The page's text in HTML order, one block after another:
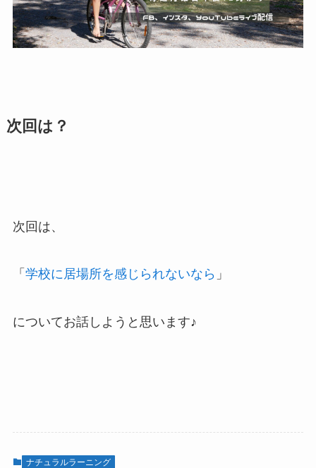
次回は？
次回は、
「 学校に居場所を感じられないなら 」
についてお話しようと思います♪
ナチュラルラーニング